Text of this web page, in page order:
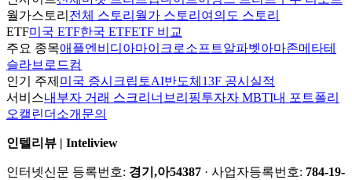
월가스토리 전체 스토리 월가 스토리 여의도 스토리
ETF미국 ETF한국 ETFETF 비교
주요 종목애플엔비디아마이크로소프트알파벳아마존메타테
슬라브로드컴
인기 주제 미국 증시 크립토AI반도체 13F 공시 실적
서비스내부자 거래 스크리너 브리핑투자자 MBTI내 포트폴리
오캘린더 소개 문의
인텔리뷰 | Inteliview
인터넷신문 등록번호: 경기,아54387 · 사업자등록번호: 784-19-